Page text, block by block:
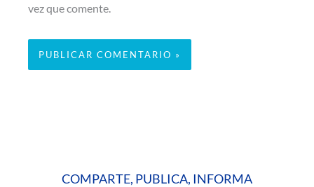
vez que comente.
COMPARTE, PUBLICA, INFORMA